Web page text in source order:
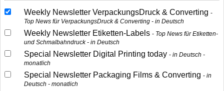
Weekly Newsletter VerpackungsDruck & Converting
Top News für VerpackungsDruck & Converting - in Deutsch
Weekly Newsletter Etiketten-Labels
Top News für Etiketten-
und Schmalbahndruck - in Deutsch
Special Newsletter Digital Printing today
in Deutsch -
monatlich
Special Newsletter Packaging Films & Converting
in
Deutsch - monatlich